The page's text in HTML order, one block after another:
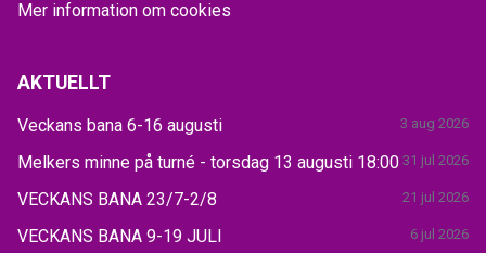
Mer information om cookies
AKTUELLT
Veckans bana 6-16 augusti 3 aug 2026
Melkers minne på turné - torsdag 13 augusti 18:00 31 jul 2026
VECKANS BANA 23/7-2/8 21 jul 2026
VECKANS BANA 9-19 JULI 6 jul 2026